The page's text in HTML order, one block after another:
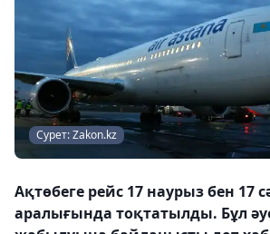
Сурет: Zakon.kz
Ақтөбеге рейс 17 наурыз бен 17
аралығында тоқтатылды. Бұл